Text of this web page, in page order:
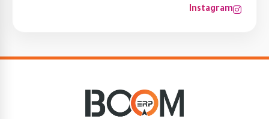
Instagram